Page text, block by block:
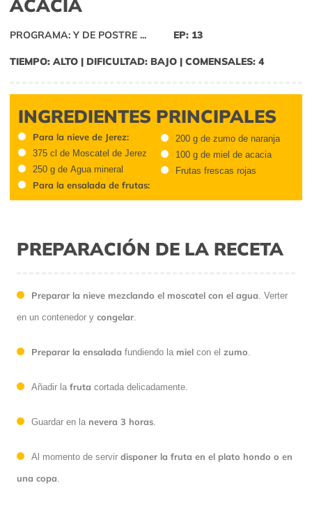
ACACIA
PROGRAMA: Y DE POSTRE ... EP: 13
TIEMPO: ALTO | DIFICULTAD: BAJO | COMENSALES: 4
INGREDIENTES PRINCIPALES
Para la nieve de Jerez:
375 cl de Moscatel de Jerez
250 g de Agua mineral
Para la ensalada de frutas:
200 g de zumo de naranja
100 g de miel de acacia
Frutas frescas rojas
PREPARACIÓN DE LA RECETA
Preparar la nieve mezclando el moscatel con el agua . Verter
en un contenedor y congelar
Preparar la ensalada fundiendo la miel con el zumo
Añadir la fruta cortada delicadamente.
Guardar en la nevera 3 horas
Al momento de servir disponer la fruta en el plato hondo o en
una copa